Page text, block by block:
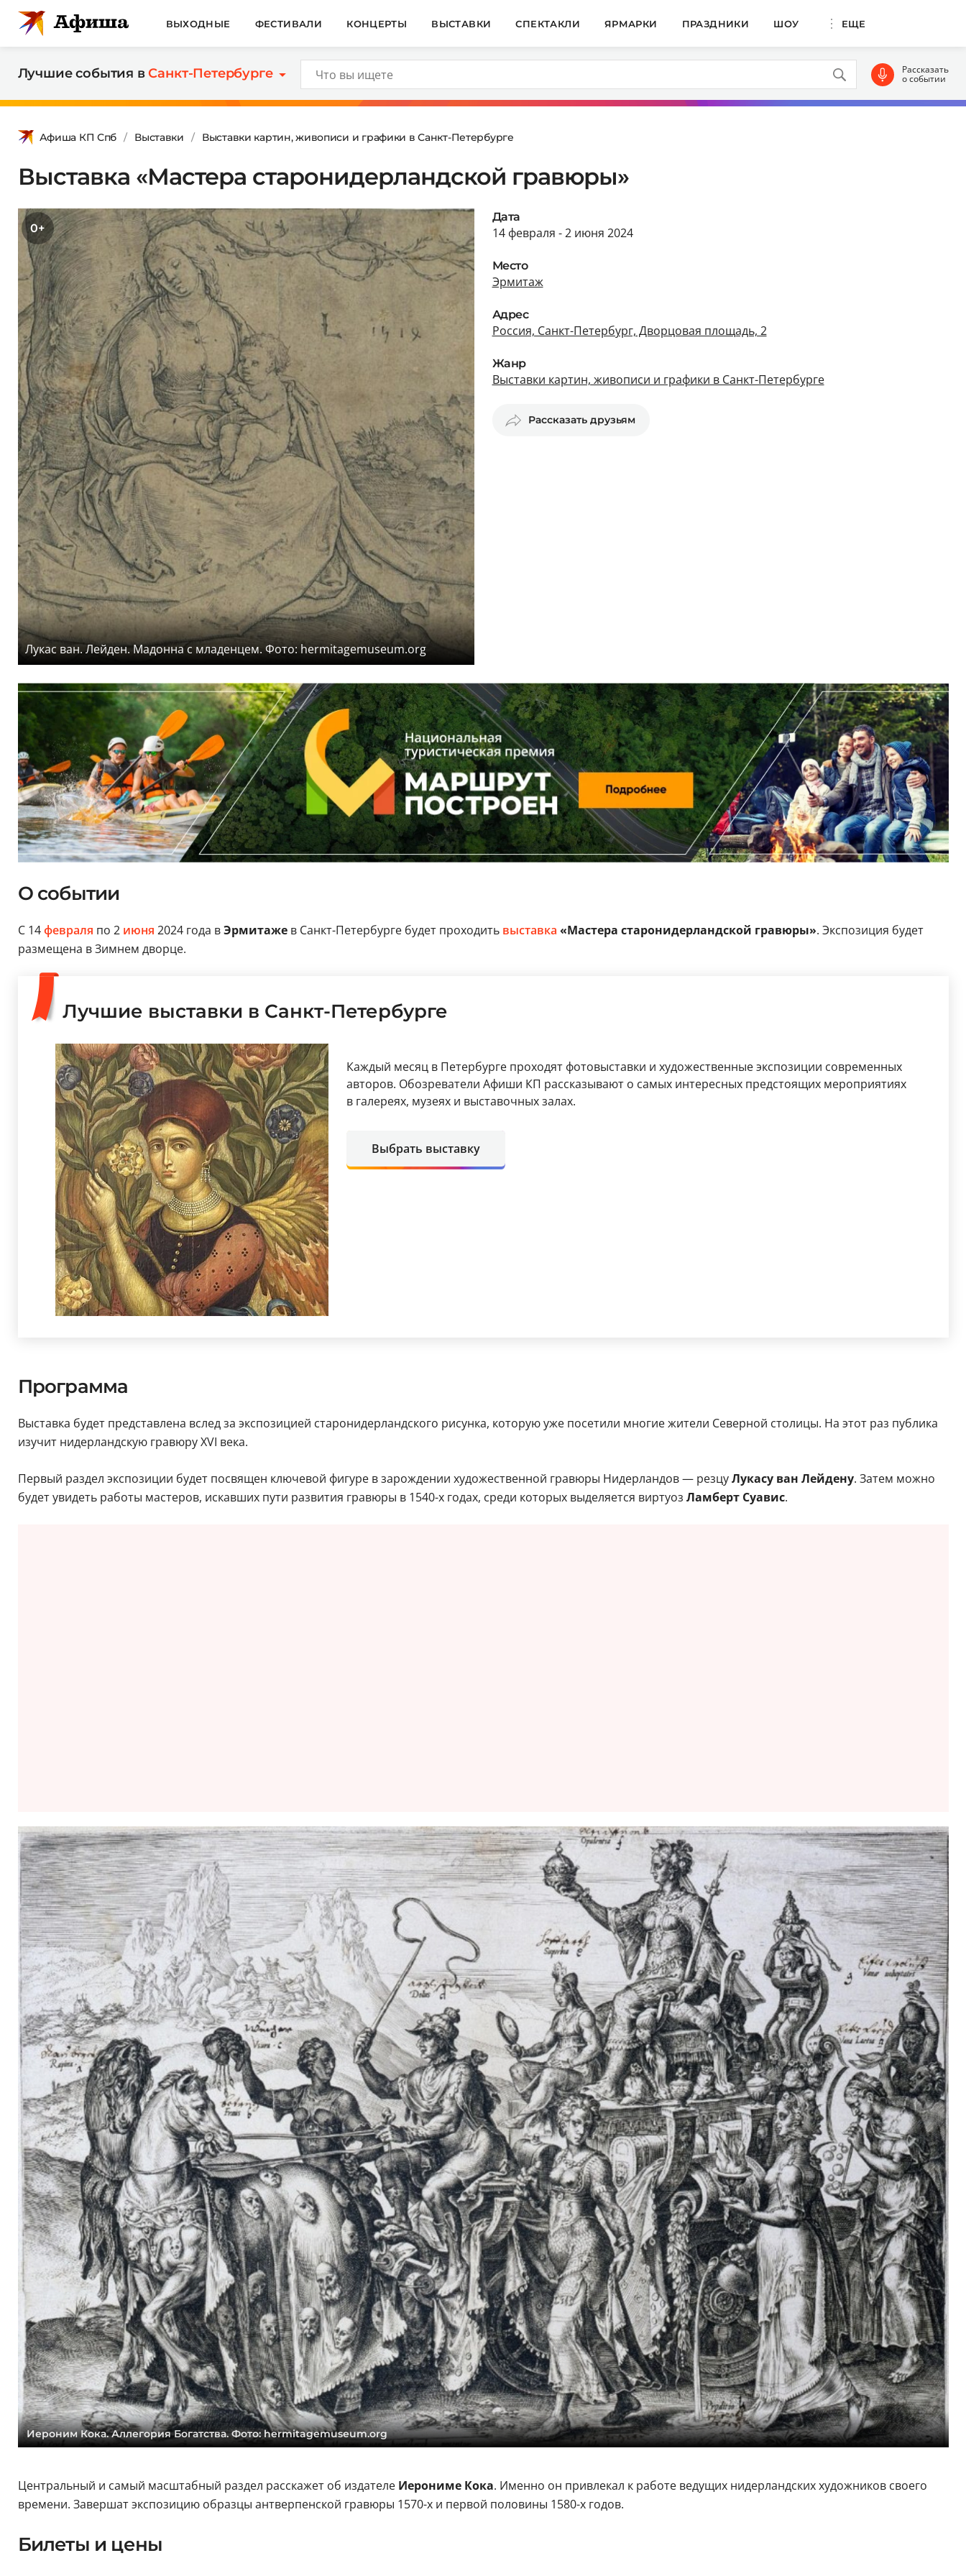
ВЫХОДНЫЕ ФЕСТИВАЛИ КОНЦЕРТЫ ВЫСТАВКИ СПЕКТАКЛИ ЯРМАРКИ ПРАЗДНИКИ ШОУ ЕЩЕ
Лучшие события вСанкт-Петербурге Рассказать
о событии
Афиша КП Спб Выставки Выставки картин, живописи и графики в Санкт-Петербурге
Выставка «Мастера старонидерландской гравюры»
0+
Лукас ван. Лейден. Мадонна с младенцем. Фото: hermitagemuseum.org
Дата
14 февраля - 2 июня 2024
Место
Эрмитаж
Адрес
Россия, Санкт-Петербург, Дворцовая площадь, 2
Жанр
Выставки картин, живописи и графики в Санкт-Петербурге
Рассказать друзьям
О событии
С 14февраля по 2 июня 2024 года вЭрмитаже в Санкт-Петербурге будет проходить выставка «Мастера старонидерландской гравюры». Экспозиция будет
размещена в Зимнем дворце.
Лучшие выставки в Санкт-Петербурге
Каждый месяц в Петербурге проходят фотовыставки и художественные экспозиции современных
авторов. Обозреватели Афиши КП рассказывают о самых интересных предстоящих мероприятиях
в галереях, музеях и выставочных залах.
Выбрать выставку
Программа
Выставка будет представлена вслед за экспозицией старонидерландского рисунка, которую уже посетили многие жители Северной столицы. На этот раз публика
изучит нидерландскую гравюру XVI века.
Первый раздел экспозиции будет посвящен ключевой фигуре в зарождении художественной гравюры Нидерландов — резцуЛукасу ван Лейдену. Затем можно
будет увидеть работы мастеров, искавших пути развития гравюры в 1540-х годах, среди которых выделяется виртуоз Ламберт Суавис.
Иероним Кока. Аллегория Богатства. Фото: hermitagemuseum.org
Центральный и самый масштабный раздел расскажет об издателе Иерониме Кока. Именно он привлекал к работе ведущих нидерландских художников своего
времени. Завершат экспозицию образцы антверпенской гравюры 1570-х и первой половины 1580-х годов.
Билеты и цены